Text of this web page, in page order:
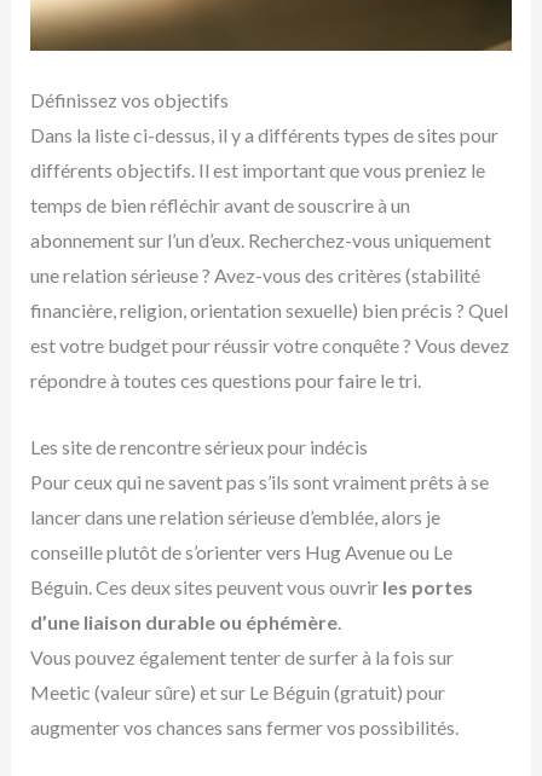
Définissez vos objectifs
Dans la liste ci-dessus, il y a différents types de sites pour
différents objectifs. Il est important que vous preniez le
temps de bien réfléchir avant de souscrire à un
abonnement sur l’un d’eux. Recherchez-vous uniquement
une relation sérieuse ? Avez-vous des critères (stabilité
financière, religion, orientation sexuelle) bien précis ? Quel
est votre budget pour réussir votre conquête ? Vous devez
répondre à toutes ces questions pour faire le tri.
Les site de rencontre sérieux pour indécis
Pour ceux qui ne savent pas s’ils sont vraiment prêts à se
lancer dans une relation sérieuse d’emblée, alors je
conseille plutôt de s’orienter vers Hug Avenue ou Le
Béguin. Ces deux sites peuvent vous ouvrir les portes
d’une liaison durable ou éphémère.
Vous pouvez également tenter de surfer à la fois sur
Meetic (valeur sûre) et sur Le Béguin (gratuit) pour
augmenter vos chances sans fermer vos possibilités.